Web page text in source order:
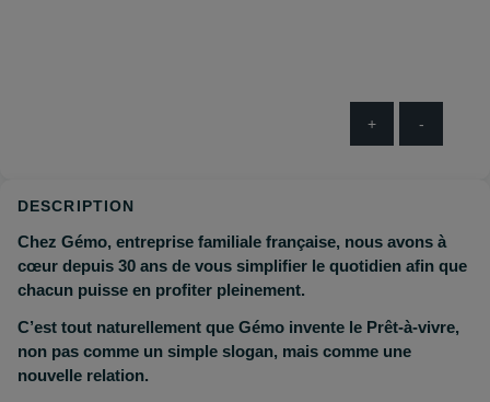
+ -
DESCRIPTION
Chez Gémo, entreprise familiale française, nous avons à
cœur depuis 30 ans de vous simplifier le quotidien afin que
chacun puisse en profiter pleinement.
C’est tout naturellement que Gémo invente le Prêt-à-vivre,
non pas comme un simple slogan, mais comme une
nouvelle relation.